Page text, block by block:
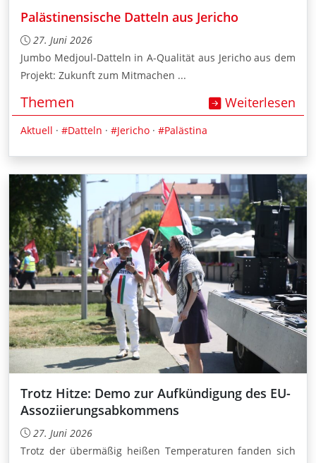
Palästinensische Datteln aus Jericho
27. Juni 2026
Jumbo Medjoul-Datteln in A-Qualität aus Jericho aus dem
Projekt: Zukunft zum Mitmachen ...
Themen Weiterlesen
Aktuell · #Datteln · #Jericho · #Palästina
Trotz Hitze: Demo zur Aufkündigung des EU-
Assoziierungsabkommens
27. Juni 2026
Trotz der übermäßig heißen Temperaturen fanden sich